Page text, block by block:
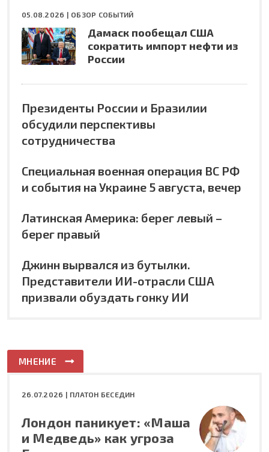
05.08.2026 | ОБЗОР СОБЫТИЙ
Дамаск пообещал США
сократить импорт нефти из
России
Президенты России и Бразилии
обсудили перспективы
сотрудничества
Специальная военная операция ВС РФ
и события на Украине 5 августа, вечер
Латинская Америка: берег левый –
берег правый
Джинн вырвался из бутылки.
Представители ИИ-отрасли США
призвали обуздать гонку ИИ
МНЕНИЕ
26.07.2026 | ПЛАТОН БЕСЕДИН
Лондон паникует: «Маша
и Медведь» как угроза